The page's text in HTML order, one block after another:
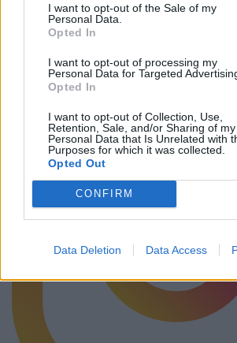
I want to opt-out of the Sale of my
Personal Data.
Opted In
I want to opt-out of processing my
Personal Data for Targeted
Opted In
I want to opt-out of Collection, Use,
Retention, Sale, and/or Sharing of my
Personal Data that Is Unrelated with
Purposes for which it was collected.
Opted Out
CONFIRM
Data Deletion Data Access
Ακολουθήστε το Pink.gr στο Google
πρώτοιτα πιο hot νέα